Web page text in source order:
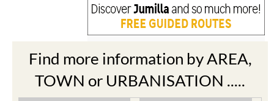
Find more information by AREA,
TOWN or URBANISATION .....